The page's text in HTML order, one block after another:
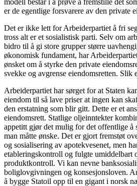
er de egentlige forsvarere av den private
Det er ikke lett for Arbeiderpartiet å fri
tross alt er et sosialistisk parti. Selv om
bidro til å gi store grupper større
økonomisk fundament, har
ønsket om å styrke den private
svekke og avgrense eiendomsretten. Slik
Arbeiderpartiet har sørget for at Staten
eiendom til så lave priser at ingen kan
den erstatning som blir gitt. Dette er et
eiendomsrett. Statlige oljeinntekter
appetitt gjør det mulig for det offentlige å
man måtte ønske. Det er gjort fremstøt
og sosialisering av apotekvesenet, men
etableringskontroll og fulgte umiddelbart
produktkontroll. Vi kan nevne
boliglovgivningen og konsesjonsloven.
å bygge Statoil opp til en gigant i norsk